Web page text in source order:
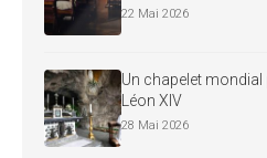
22 Mai 2026
Un chapelet
Léon XIV
28 Mai 2026